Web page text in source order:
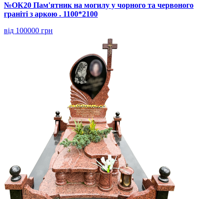
№ОК20 Пам'ятник на могилу у чорного та червоного
граніті з аркою . 1100*2100
від 100000 грн